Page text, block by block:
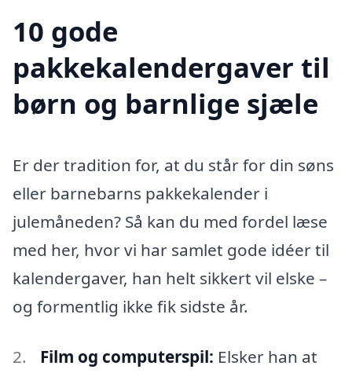
10 gode
pakkekalendergaver til
børn og barnlige sjæle
Er der tradition for, at du står for din søns
eller barnebarns pakkekalender i
julemåneden? Så kan du med fordel læse
med her, hvor vi har samlet gode idéer til
kalendergaver, han helt sikkert vil elske –
og formentlig ikke fik sidste år.
Film og computerspil: Elsker han at